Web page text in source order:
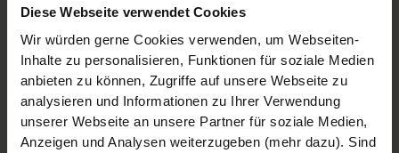
Diese Webseite verwendet Cookies
Wir würden gerne Cookies verwenden, um Webseiten-
Inhalte zu personalisieren, Funktionen für soziale Medien
anbieten zu können, Zugriffe auf unsere Webseite zu
analysieren und Informationen zu Ihrer Verwendung
unserer Webseite an unsere Partner für soziale Medien,
Anzeigen und Analysen weiterzugeben (mehr dazu). Sind